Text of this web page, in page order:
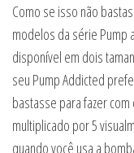
Como se isso não
modelos da série Pump
disponível em dois
seu Pump Addicted
bastasse para fazer
multiplicado por 5
quando você usa a